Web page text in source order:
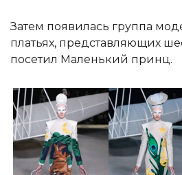
Затем появилась группа
платьях, представляющих
посетил Маленький принц.